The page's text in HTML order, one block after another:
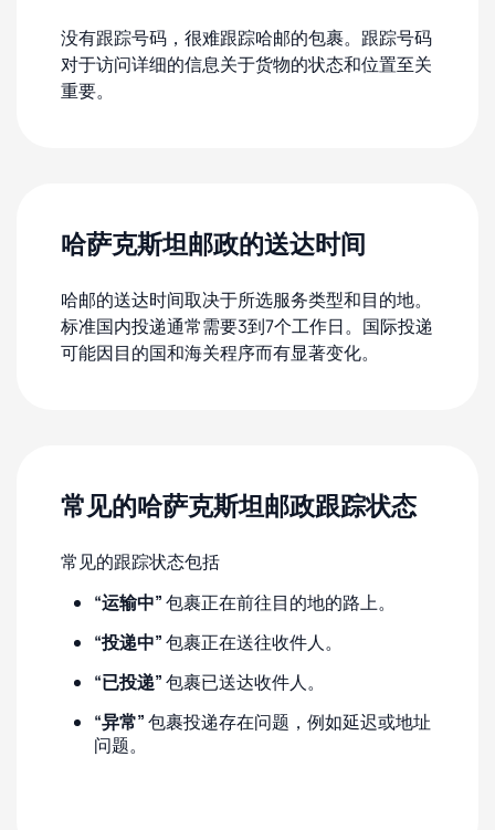
没有跟踪号码，很难跟踪哈邮的包裹。跟踪号码
对于访问详细的信息关于货物的状态和位置至关
重要。
哈萨克斯坦邮政的送达时间
哈邮的送达时间取决于所选服务类型和目的地。
标准国内投递通常需要3到7个工作日。国际投递
可能因目的国和海关程序而有显著变化。
常见的哈萨克斯坦邮政跟踪状态
常见的跟踪状态包括
“运输中”包裹正在前往目的地的路上。
“投递中”包裹正在送往收件人。
“已投递”包裹已送达收件人。
“异常”包裹投递存在问题，例如延迟或地址
问题。